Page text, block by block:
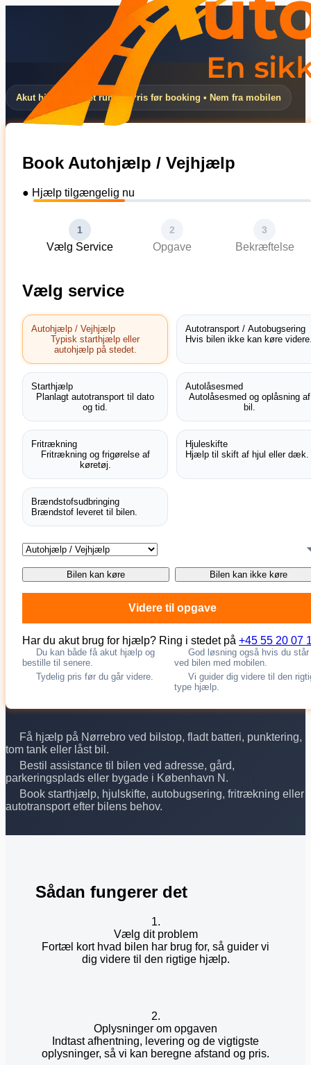
Få hjælp på Nørrebro ved bilstop, fladt batteri, punktering,
tom tank eller låst bil.
Bestil assistance til bilen ved adresse, gård,
parkeringsplads eller bygade i København N.
Book starthjælp, hjulskifte, autobugsering, fritrækning eller
autotransport efter bilens behov.
Akut hjælp døgnet rundt • Pris før booking • Nem fra mobilen
Book Autohjælp / Vejhjælp
● Hjælp tilgængelig nu
1
Vælg Service
2
Opgave
3
Bekræftelse
Vælg service
Autohjælp / Vejhjælp
Typisk starthjælp eller
autohjælp på stedet.
Autotransport / Autobugsering
Hvis bilen ikke kan køre
Starthjælp
Planlagt autotransport til dato
og tid.
Autolåsesmed
Autolåsesmed og oplåsning af
bil.
Fritrækning
Fritrækning og frigørelse af
køretøj.
Hjuleskifte
Hjælp til skift af hjul eller dæk.
Brændstofsudbringing
Brændstof leveret til bilen.
Bilen kan køre Bilen kan ikke køre
Videre til opgave
Har du akut brug for hjælp? Ring i stedet på +45 55 20 07
Du kan både få akut hjælp og
bestille til senere.
God løsning også hvis du står
ved bilen med mobilen.
Tydelig pris før du går videre.
Vi guider dig videre til den
type hjælp.
Sådan fungerer det
1.
Vælg dit problem
Fortæl kort hvad bilen har brug for, så guider vi
dig videre til den rigtige hjælp.
2.
Oplysninger om opgaven
Indtast afhentning, levering og de vigtigste
oplysninger, så vi kan beregne afstand og pris.